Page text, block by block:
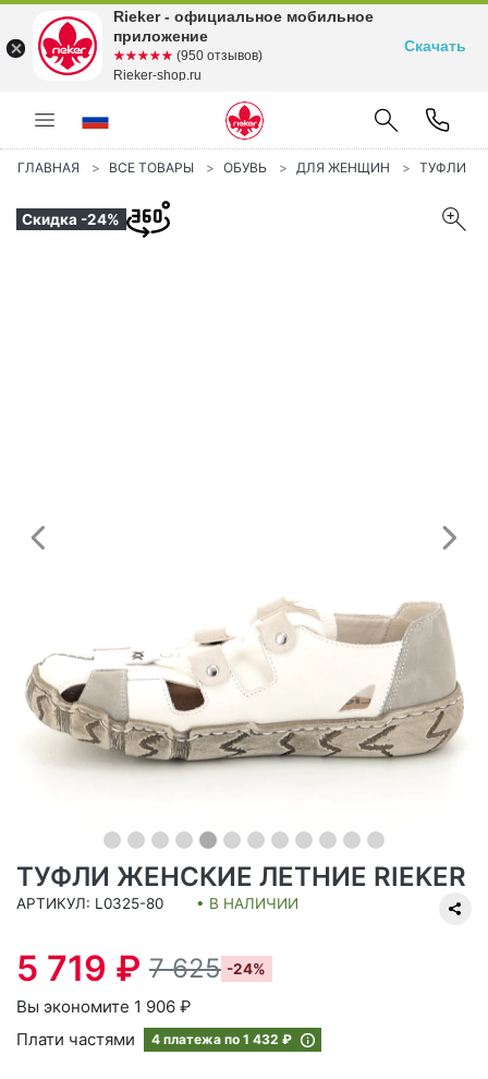
ГЛАВНАЯ ВСЕ ТОВАРЫ ОБУВЬ ДЛЯ ЖЕНЩИН ТУФЛИ
Скидка -24%
Предыдущий
ТУФЛИ ЖЕНСКИЕ ЛЕТНИЕ RIEKER
АРТИКУЛ: L0325-80 • В НАЛИЧИИ
5 719 ₽ 7 625 -24%
Вы экономите 1 906 ₽
Плати частями
4 платежа по 1 432 ₽
Rieker - официальное мобильное
приложение
☆☆☆☆☆
★★★★★ (950 отзывов)
Rieker-shop.ru
Скачать